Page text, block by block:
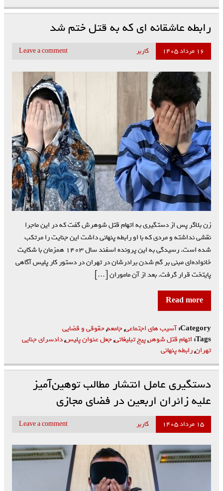
رابطه عاشقانه ای که به قتل ختم شد
۱۶ مرداد ۱۴۰۵ کاربر Leave a comment
زن بلاگر پس از دستگیری به اتهام قتل شوهرش گفت که در این ماجرا
نقشی نداشته و مردی که با او رابطه پنهانی داشت این جنایت را مرتکب
شده است. رسیدگی به این پرونده اسفند سال ۱۴۰۳ همزمان با شکایت
خانواده‌ای مبنی بر گم شدن برادرشان در تهران در دستور کار پلیس آگاهی
پایتخت قرار گرفت. بعد از آن ماموران […]
Read more
Category: آسیب های اجتماعی,جامعه,حقوقی و قضایی
Tags: اتهام قتل شوهر,پیج تبلیغاتی,جعل عنوان پلیس,دادسرای جنایی
تهران,رابطه پنهانی
دستگیری عامل انتشار مطالب توهین‌آمیز
علیه زائران اربعین در فضای مجازی
۱۵ مرداد ۱۴۰۵ کاربر Leave a comment